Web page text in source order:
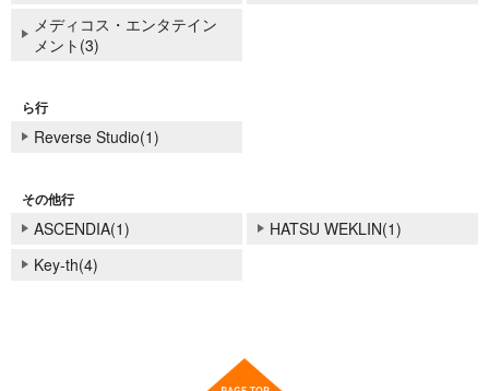
メディコス・エンタテイン
メント(3)
ら行
Reverse Studio(1)
その他行
ASCENDIA(1)
HATSU WEKLIN(1)
Key-th(4)